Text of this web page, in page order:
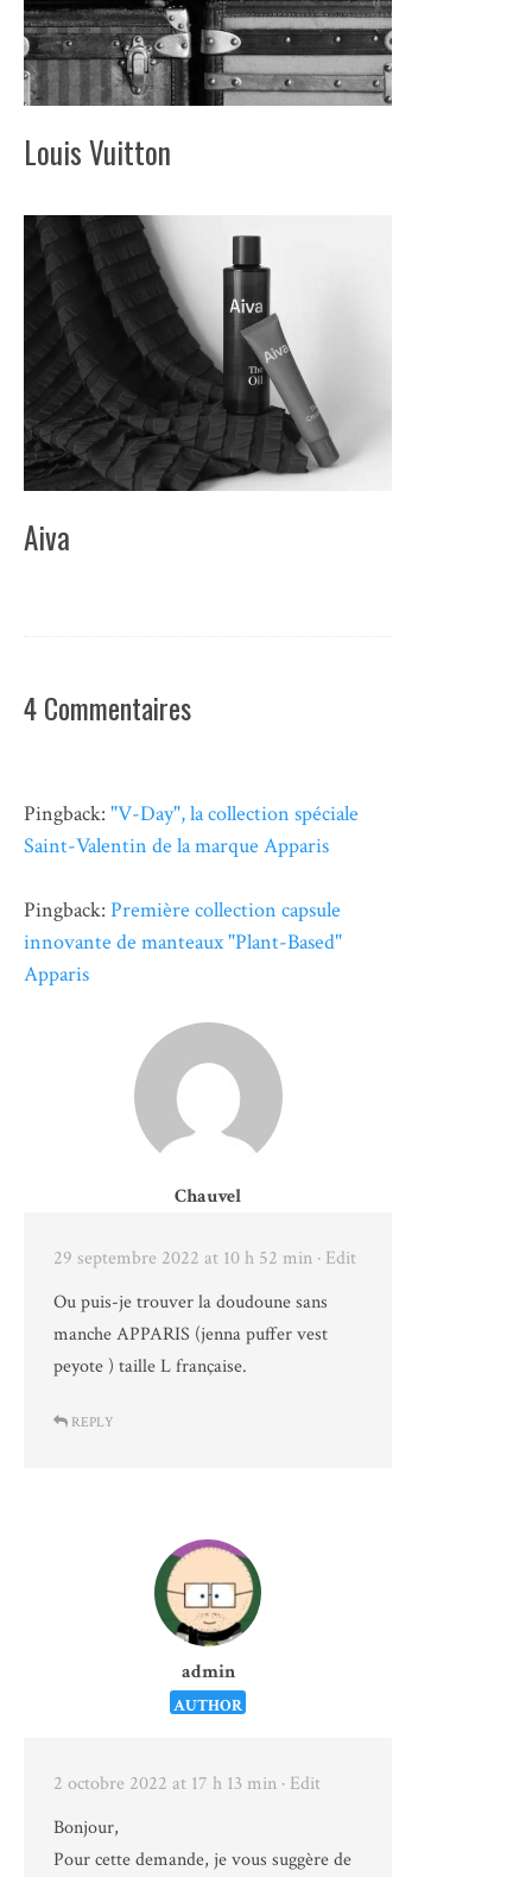
Louis Vuitton
Aiva
4 Commentaires
Pingback: "V-Day", la collection spéciale
Saint-Valentin de la marque Apparis
Pingback: Première collection capsule
innovante de manteaux "Plant-Based"
Apparis
Chauvel
29 septembre 2022 at 10 h 52 min · Edit
Ou puis-je trouver la doudoune sans
manche APPARIS (jenna puffer vest
peyote ) taille L française.
REPLY
admin
AUTHOR
2 octobre 2022 at 17 h 13 min · Edit
Bonjour,
Pour cette demande, je vous suggère de